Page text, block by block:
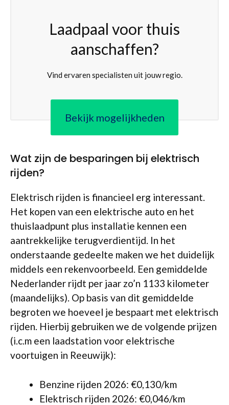
Laadpaal voor thuis
aanschaffen?
Vind ervaren specialisten uit jouw regio.
Bekijk mogelijkheden
Wat zijn de besparingen bij elektrisch
rijden?
Elektrisch rijden is financieel erg interessant.
Het kopen van een elektrische auto en het
thuislaadpunt plus installatie kennen een
aantrekkelijke terugverdientijd. In het
onderstaande gedeelte maken we het duidelijk
middels een rekenvoorbeeld. Een gemiddelde
Nederlander rijdt per jaar zo’n 1133 kilometer
(maandelijks). Op basis van dit gemiddelde
begroten we hoeveel je bespaart met elektrisch
rijden. Hierbij gebruiken we de volgende prijzen
(i.c.m een laadstation voor elektrische
voortuigen in Reeuwijk):
Benzine rijden 2026: €0,130/km
Elektrisch rijden 2026: €0,046/km